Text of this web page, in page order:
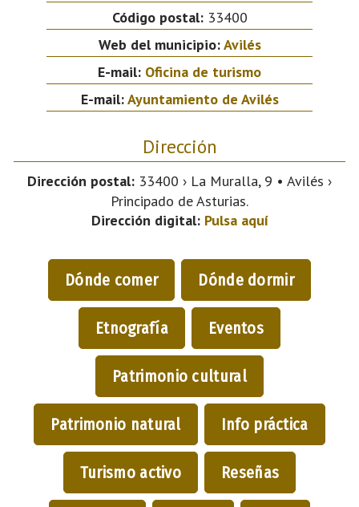
Código postal:33400
Web del municipio:Avilés
E-mail: Oficina de turismo
E-mail:Ayuntamiento de Avilés
Dirección
Dirección postal: 33400 › La Muralla, 9 • Avilés ›
Principado de Asturias.
Dirección digital: Pulsa aquí
Dónde comer Dónde dormir
Etnografía Eventos
Patrimonio cultural
Patrimonio natural Info práctica
Turismo activo Reseñas